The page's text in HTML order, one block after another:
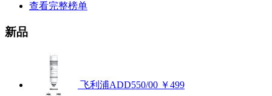
查看完整榜单
新品
飞利浦ADD550/00 ￥499